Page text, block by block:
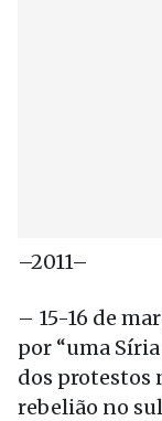
–2011–
– 15-16 de
por “uma
dos protestos
rebelião no